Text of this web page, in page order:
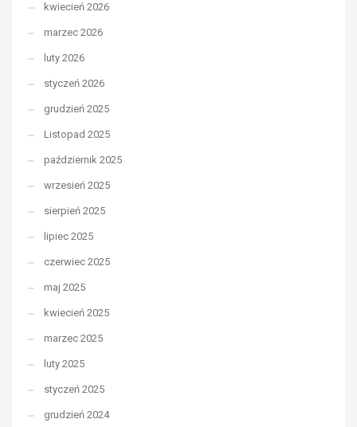
kwiecień 2026
marzec 2026
luty 2026
styczeń 2026
grudzień 2025
Listopad 2025
październik 2025
wrzesień 2025
sierpień 2025
lipiec 2025
czerwiec 2025
maj 2025
kwiecień 2025
marzec 2025
luty 2025
styczeń 2025
grudzień 2024